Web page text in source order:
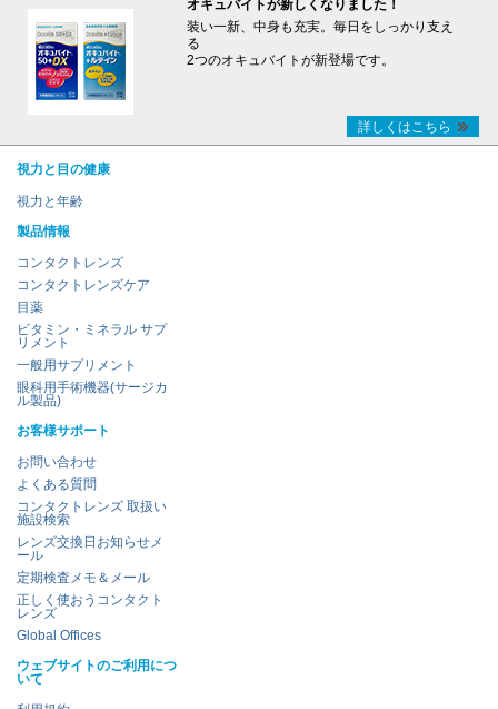
オキュバイトが新しくなりました！
装い一新、中身も充実。毎日をしっかり支え
る
2つのオキュバイトが新登場です。
詳しくはこちら
視力と目の健康
視力と年齢
製品情報
コンタクトレンズ
コンタクトレンズケア
目薬
ビタミン・ミネラル サプ
リメント
一般用サプリメント
眼科用手術機器(サージカ
ル製品)
お客様サポート
お問い合わせ
よくある質問
コンタクトレンズ 取扱い
施設検索
レンズ交換日お知らせメ
ール
定期検査メモ＆メール
正しく使おうコンタクト
レンズ
Global Offices
ウェブサイトのご利用につ
いて